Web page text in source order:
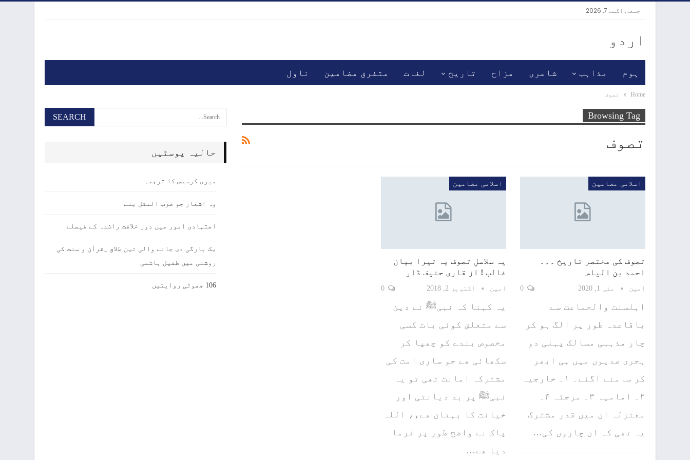
جمعہ, اگست 7, 2026
اردو
ہوم مذاہب شاعری مزاح تاریخ لغات متفرق مضامین ناول
Home تصوف
Browsing Tag
تصوف
اسلامی مضامین
تصوف کی مختصر تاریخ ۔۔۔
احمد بن الیاس
امین مئی 1, 2020
اہلسنت والجماعت سے
باقاعدہ طور پر الگ ہو کر
چار مذہبی مسالک پہلی دو
ہجری صدیوں میں ہی ابھر
کر سامنے آگئے۔ ۱۔ خارجیہ
۲۔ امامیہ ۳۔ مرجئہ ۴۔
معتزلہ ان میں قدر مشترک
یہ تھی کہ ان چاروں کی…
اسلامی مضامین
یہ سلاسلِ تصوف یہ تیرا بیان
غالب ! از قاری حنیف ڈار
امین اکتوبر 2, 2018
یہ کہنا کہ نبیﷺ نے دین
سے متعلق کوئی بات کسی
مخصوص بندے کو چھپا کر
سکھائی ھے جو ساری امت کی
مشترکہ امانت تھی تو یہ
نبیﷺ پر بد دیانتی اور
خیانت کا بہتان ھے،، اللہ
پاک نے واضح طور پر فرما
دیا ھے…
حالیہ پوسٹیں
میری کرسمس کا ترجمہ
وہ اشعار جو ضرب المثل بنے
اجتہادی امور میں دور خلافت راشدہ کے فیصلے
یک بارگی دی جانے والی تین طلاق _قرآن و سنت کی
روشنی میں طفیل ہاشمی
106 جھوٹی روایتیں